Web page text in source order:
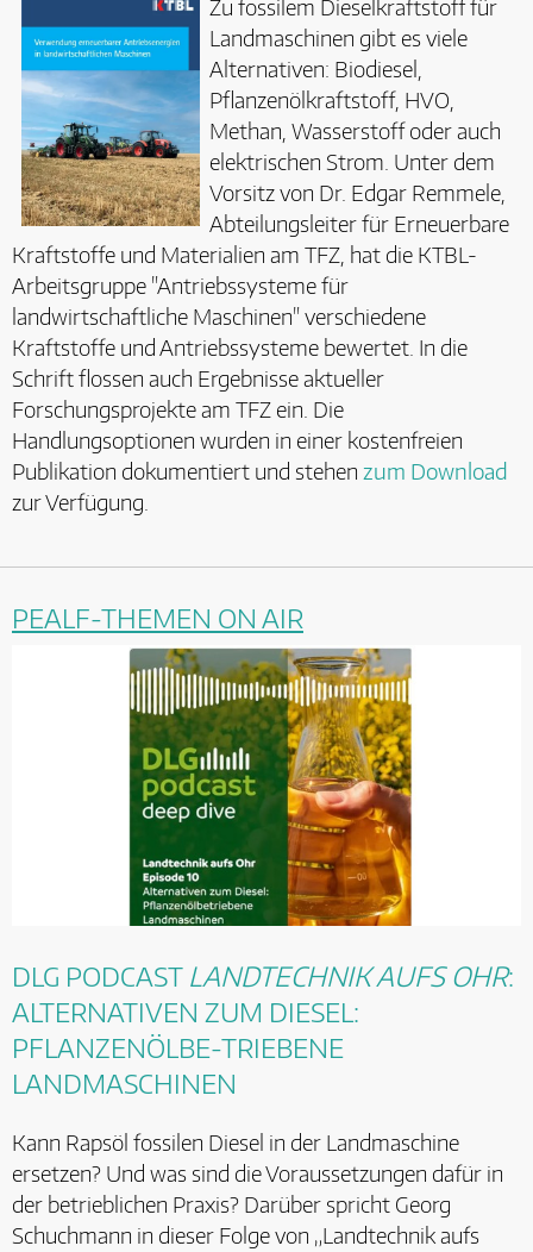
Zu fossilem Dieselkraftstoff für
Landmaschinen gibt es viele
Alternativen: Biodiesel,
Pflanzenölkraftstoff, HVO,
Methan, Wasserstoff oder auch
elektrischen Strom. Unter dem
Vorsitz von Dr. Edgar Remmele,
Abteilungsleiter für Erneuerbare
Kraftstoffe und Materialien am TFZ, hat die KTBL-
Arbeitsgruppe "Antriebssysteme für
landwirtschaftliche Maschinen" verschiedene
Kraftstoffe und Antriebssysteme bewertet. In die
Schrift flossen auch Ergebnisse aktueller
Forschungsprojekte am TFZ ein. Die
Handlungsoptionen wurden in einer kostenfreien
Publikation dokumentiert und stehen zum Download
zur Verfügung.
PEALF-THEMEN ON AIR
DLG PODCAST LANDTECHNIK AUFS OHR:
ALTERNATIVEN ZUM DIESEL:
PFLANZENÖLBE-TRIEBENE
LANDMASCHINEN
Kann Rapsöl fossilen Diesel in der Landmaschine
ersetzen? Und was sind die Voraussetzungen dafür in
der betrieblichen Praxis? Darüber spricht Georg
Schuchmann in dieser Folge von „Landtechnik aufs